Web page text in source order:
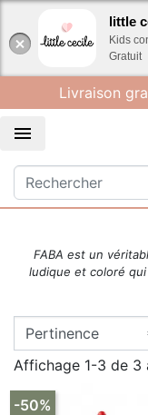
little
Kids
Gratuit
Livraison

FABA est un
ludique et coloré
sonores
Conçu avec soin
simple, FABA
monde à travers
pensé pour
éveillant
Affichage 1-3 de 3
-50%